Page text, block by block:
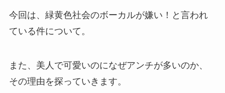
今回は、緑黄色社会のボーカルが嫌い！と言われ
ている件について。
また、美人で可愛いのになぜアンチが多いのか、
その理由を探っていきます。